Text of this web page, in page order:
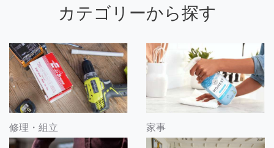
カテゴリーから探す
修理・組立 家事